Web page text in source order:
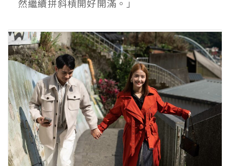
然繼續拼斜槓開好開滿。」